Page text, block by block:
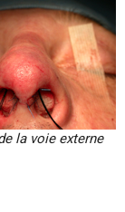
la voie externe